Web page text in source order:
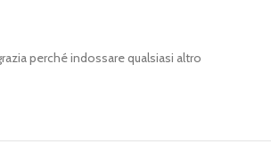
perché indossare qualsiasi altro